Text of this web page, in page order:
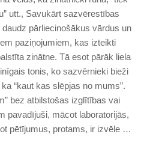
utt., Savukārt sazvērestības
pārliecinošākus vārdus un
paziņojumiem, kas izteikti
zinātne. Tā esot pārāk liela
tonis, ko sazvērnieki bieži
“kaut kas slēpjas no mums”.
bez atbilstošas ​​izglītības vai
pavadījuši, mācot laboratorijās,
pētījumus, protams, ir izvēle …